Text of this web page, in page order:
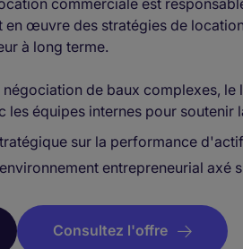
commerciale est
en œuvre des stratégies de
à long terme.
de baux complexes,
les équipes internes pour soutenir
sur la performance
entrepreneurial axé
Consultez l'offre